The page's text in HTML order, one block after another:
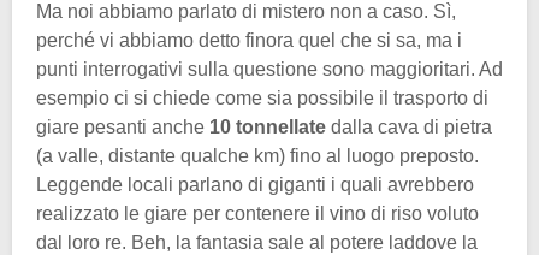
Ma noi abbiamo parlato di mistero non a caso. Sì,
perché vi abbiamo detto finora quel che si sa, ma i
punti interrogativi sulla questione sono maggioritari. Ad
esempio ci si chiede come sia possibile il trasporto di
giare pesanti anche 10 tonnellate dalla cava di pietra
(a valle, distante qualche km) fino al luogo preposto.
Leggende locali parlano di giganti i quali avrebbero
realizzato le giare per contenere il vino di riso voluto
dal loro re. Beh, la fantasia sale al potere laddove la